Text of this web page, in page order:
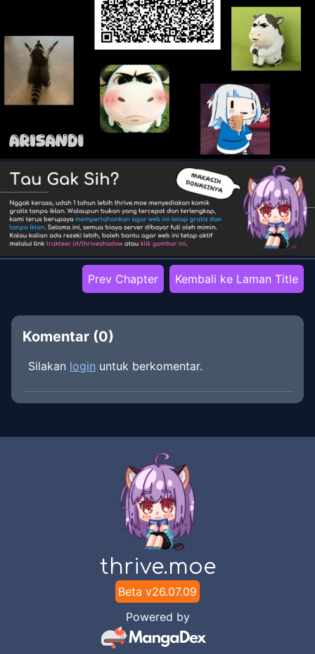
Prev Chapter Kembali ke Laman Title
Komentar (0)
Silakan login untuk berkomentar.
thrive.moe
Beta v26.07.09
Powered by